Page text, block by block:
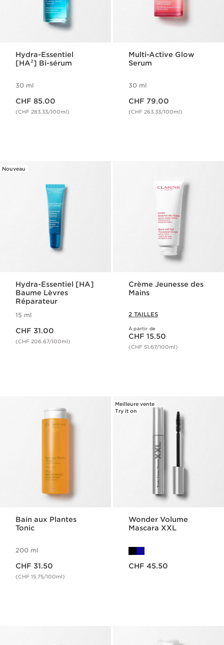
Hydra-Essentiel
[HA²] Bi-sérum
30 ml
CHF 85.00
(CHF 283.33/100ml)
Multi-Active Glow
Serum
30 ml
CHF 79.00
(CHF 263.33/100ml)
Nouveau
Hydra-Essentiel [HA]
Baume Lèvres
Réparateur
15 ml
CHF 31.00
(CHF 206.67/100ml)
Crème Jeunesse des
Mains
2 TAILLES
À partir de
Nouveau prix CHF 15.50
CHF 15.50
(CHF 51.67/100ml)
Bain aux Plantes
Tonic
200 ml
CHF 31.50
(CHF 15.75/100ml)
Meilleure vente
Try it on
Wonder Volume
Mascara XXL
CHF 45.50